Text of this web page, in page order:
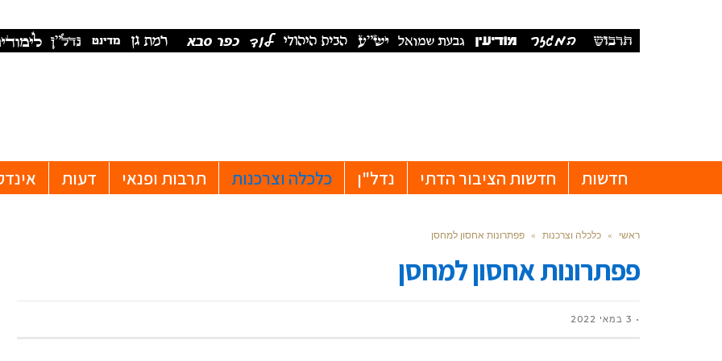
חדשות חדשות הציבור הדתי נדל"ן כלכלה וצרכנות תרבות ופנאי דעות
ראשי » כלכלה וצרכנות » פפתרונות אחסון למחסן
פפתרונות אחסון למחסן
3 במאי 2022